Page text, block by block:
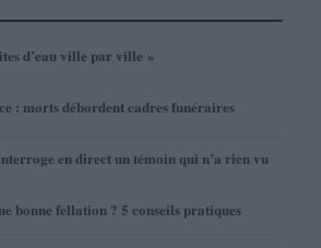
d’eau ville par ville »
: morts débordent cadres funéraires
en direct un témoin qui n’a rien vu
bonne fellation ? 5 conseils pratiques